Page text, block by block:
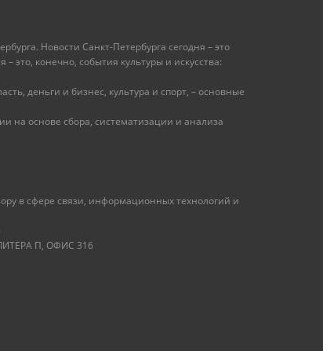
Новости Санкт-Петербурга сегодня – это
конечно, события культуры и искусства:
деньги и бизнес, культура и спорт, – основные
на основе сбора, систематизации и анализа
в сфере связи, информационных технологий и
П, ОФИС 316